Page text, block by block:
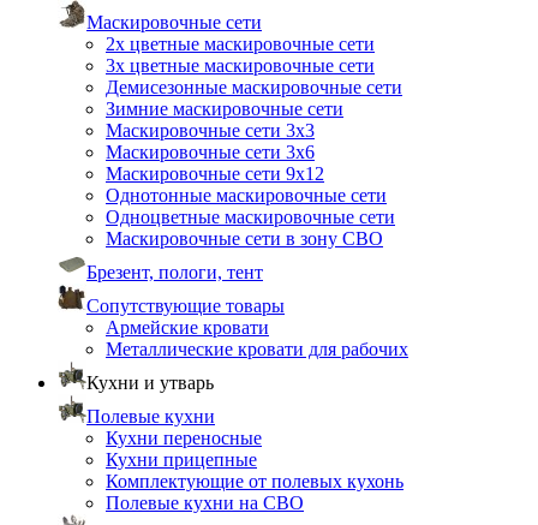
Маскировочные сети
2х цветные маскировочные сети
3х цветные маскировочные сети
Демисезонные маскировочные сети
Зимние маскировочные сети
Маскировочные сети 3х3
Маскировочные сети 3х6
Маскировочные сети 9х12
Однотонные маскировочные сети
Одноцветные маскировочные сети
Маскировочные сети в зону СВО
Брезент, пологи, тент
Сопутствующие товары
Армейские кровати
Металлические кровати для рабочих
Кухни и утварь
Полевые кухни
Кухни переносные
Кухни прицепные
Комплектующие от полевых кухонь
Полевые кухни на СВО